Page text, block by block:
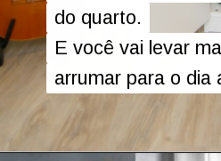
do quarto.
E você vai levar
arrumar para o dia
do quarto.
E você vai levar
arrumar para o dia